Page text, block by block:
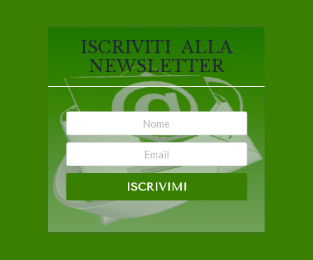
ISCRIVITI ALLA
NEWSLETTER
ISCRIVIMI